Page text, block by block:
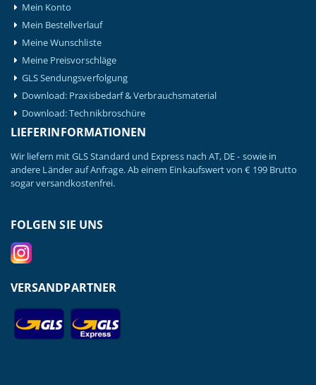
Mein Konto
Mein Bestellverlauf
Meine Wunschliste
Meine Preisvorschläge
GLS Sendungsverfolgung
Download: Praxisbedarf & Verbrauchsmaterial
Download: Technikbroschüre
LIEFERINFORMATIONEN
Wir liefern mit GLS Standard und Express nach AT, DE - sowie in
andere Länder auf Anfrage. Ab einem Einkaufswert von € 199 Brutto
sogar versandkostenfrei.
FOLGEN SIE UNS
VERSANDPARTNER